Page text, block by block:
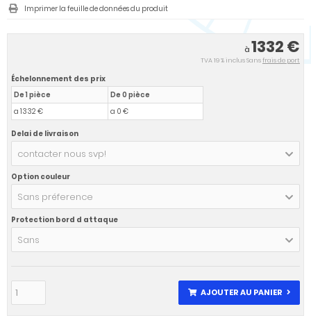
à 1332 €
TVA 19 % inclus Sansfrais de port
Échelonnement des prix
De 1 pièce
a 1332 €
De 0 pièce
a 0 €
Delai de livraison
contacter nous svp!
Option couleur
Sans préference
Protection bord d attaque
Sans
AJOUTER AU PANIER
Imprimer la feuille de données du produit